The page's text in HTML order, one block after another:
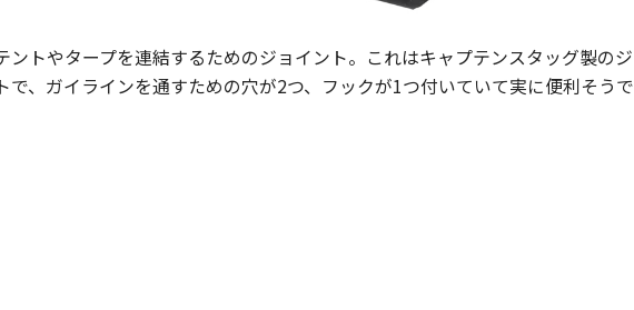
ントやタープを連結するためのジョイント。これはキャプテンスタッグ製のジ
で、ガイラインを通すための穴が2つ、フックが1つ付いていて実に便利そうで